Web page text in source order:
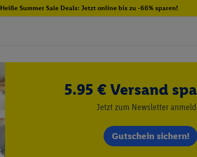
Heiße Summer Sale Deals: Jetzt online bis zu -66% sparen!
5.95 € Versand
Jetzt zum Newsletter
Gutschein sichern!